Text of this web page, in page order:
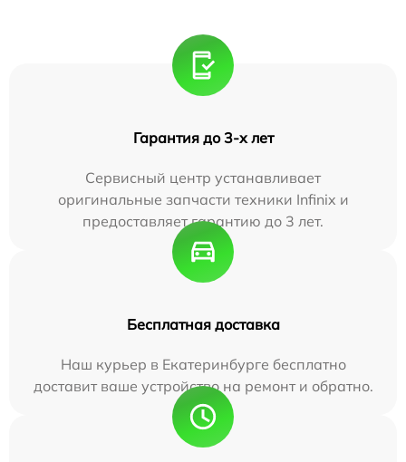
Гарантия до 3-х лет
Сервисный центр устанавливает
оригинальные запчасти техники Infinix и
предоставляет гарантию до 3 лет.
Бесплатная доставка
Наш курьер в Екатеринбурге бесплатно
доставит ваше устройство на ремонт и обратно.